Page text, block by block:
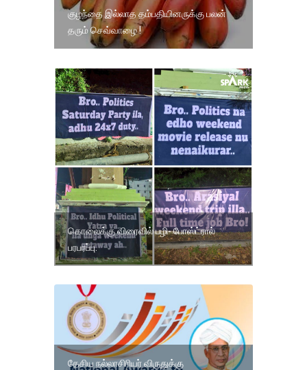
குழந்தை இல்லாத தம்பதியினருக்கு பலன்
தரும் செவ்வாழை !
கொலைக்கு விரைவில் பழி- போஸ்ட்ரால்
பரபரப்பு.
தேசிய நல்லாசிரியர் விருதுக்கு